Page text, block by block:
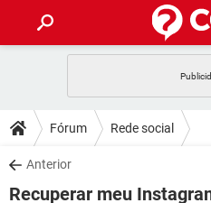
CELULAR
OUTLOOK
INSTAGRAM
DICAS
JOGOS
DOWNLOADS
JOGOS
Fórum Rede social
Anterior
Recuperar meu